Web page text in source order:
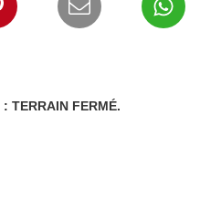
RISQUE INCENDIE TRÉS ÉLEVÉ : TERRAIN FERMÉ.